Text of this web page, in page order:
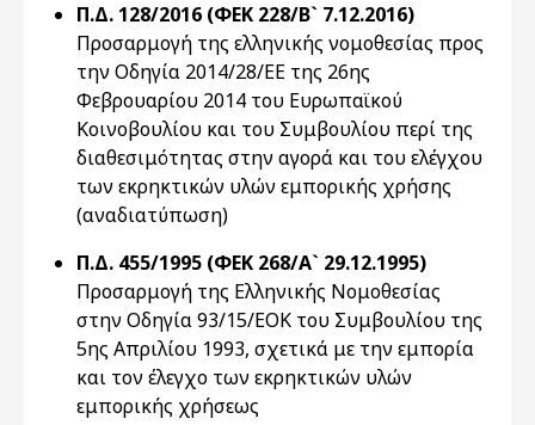
Π.Δ. 128/2016 (ΦΕΚ 228/Β` 7.12.2016)
Προσαρμογή της ελληνικής νομοθεσίας προς
την Οδηγία 2014/28/ΕΕ της 26ης
Φεβρουαρίου 2014 του Ευρωπαϊκού
Κοινοβουλίου και του Συμβουλίου περί της
διαθεσιμότητας στην αγορά και του ελέγχου
των εκρηκτικών υλών εμπορικής χρήσης
(αναδιατύπωση)
Π.Δ. 455/1995 (ΦΕΚ 268/Α` 29.12.1995)
Προσαρμογή της Ελληνικής Νομοθεσίας
στην Οδηγία 93/15/ΕΟΚ του Συμβουλίου της
5ης Απριλίου 1993, σχετικά με την εμπορία
και τον έλεγχο των εκρηκτικών υλών
εμπορικής χρήσεως